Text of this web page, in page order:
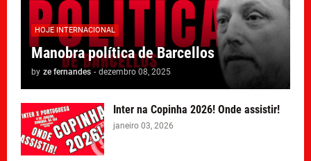
HOJE INTERNACIONAL
Manobra política de Barcellos
by ze fernandes - dezembro 08, 2025
Inter na Copinha 2026! Onde assistir!
janeiro 03, 2026